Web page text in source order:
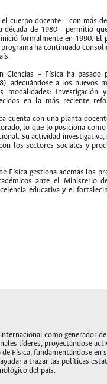
cuerpo docente —con más
década de 1980— permitió
formalmente en 1990.
ha continuado
– Física ha pasado
adecuándose a los nuevos
Investigación
en la más reciente
cuenta con una planta
lo que lo posiciona como
Su actividad
los sectores sociales y
Física gestiona además los
ante el Ministerio
educativa y el
como generador
líderes, proyectándose
Física, fundamentándose en
a trazar las políticas
del país.